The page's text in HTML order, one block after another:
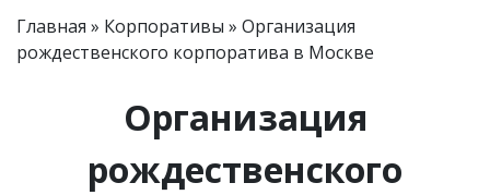
Главная » Корпоративы » Организация
рождественского корпоратива в Москве
Организация
рождественского